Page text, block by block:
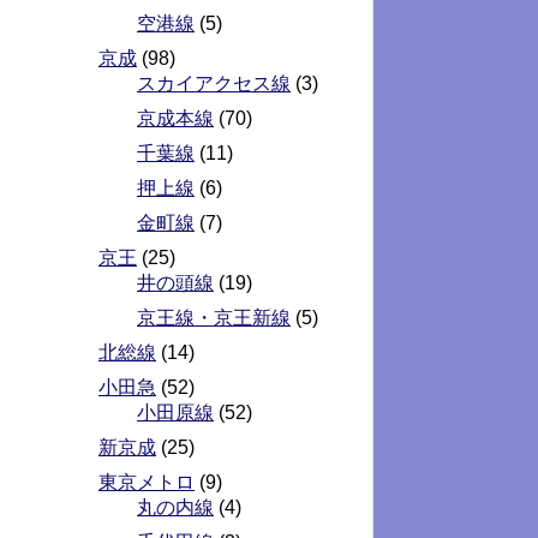
空港線 (5)
京成 (98)
スカイアクセス線 (3)
京成本線 (70)
千葉線 (11)
押上線 (6)
金町線 (7)
京王 (25)
井の頭線 (19)
京王線・京王新線 (5)
北総線 (14)
小田急 (52)
小田原線 (52)
新京成 (25)
東京メトロ (9)
丸の内線 (4)